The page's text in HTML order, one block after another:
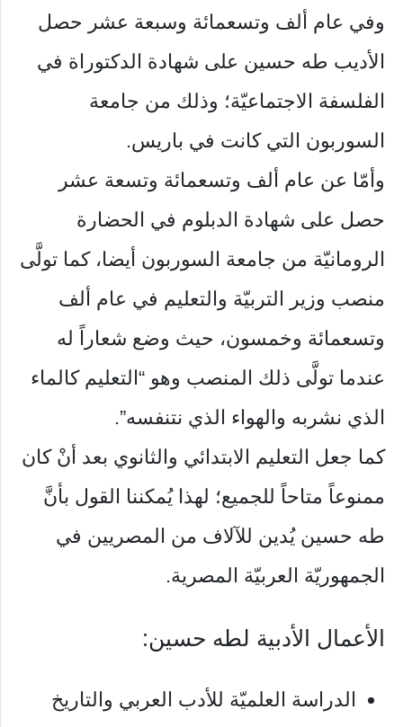
وفي عام ألف وتسعمائة وسبعة عشر حصل
الأديب طه حسين على شهادة الدكتوراة في
الفلسفة الاجتماعيّة؛ وذلك من جامعة
السوربون التي كانت في باريس.
وأمّا عن عام ألف وتسعمائة وتسعة عشر
حصل على شهادة الدبلوم في الحضارة
الرومانيّة من جامعة السوربون أيضا، كما تولَّى
منصب وزير التربيّة والتعليم في عام ألف
وتسعمائة وخمسون، حيث وضع شعاراً له
عندما تولَّى ذلك المنصب وهو “التعليم كالماء
الذي نشربه والهواء الذي نتنفسه”.
كما جعل التعليم الابتدائي والثانوي بعد أنْ كان
ممنوعاً متاحاً للجميع؛ لهذا يُمكننا القول بأنَّ
طه حسين يُدين للآلاف من المصريين في
الجمهوريّة العربيّة المصرية.
الأعمال الأدبية لطه حسين:
الدراسة العلميّة للأدب العربي والتاريخ